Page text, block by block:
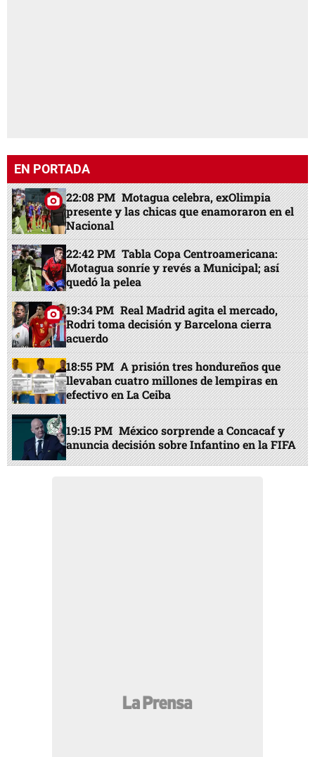
EN PORTADA
22:08 PM Motagua celebra, exOlimpia
presente y las chicas que enamoraron en el
Nacional
22:42 PM Tabla Copa Centroamericana:
Motagua sonríe y revés a Municipal; así
quedó la pelea
19:34 PM Real Madrid agita el mercado,
Rodri toma decisión y Barcelona cierra
acuerdo
18:55 PM A prisión tres hondureños que
llevaban cuatro millones de lempiras en
efectivo en La Ceiba
19:15 PM México sorprende a Concacaf y
anuncia decisión sobre Infantino en la FIFA